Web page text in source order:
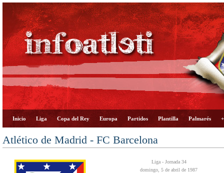
Inicio Liga Copa del Rey Europa Partidos Plantilla Palmarés
Atlético de Madrid - FC Barcelona
Liga - Jornada 34
domingo, 5 de abril de 1987